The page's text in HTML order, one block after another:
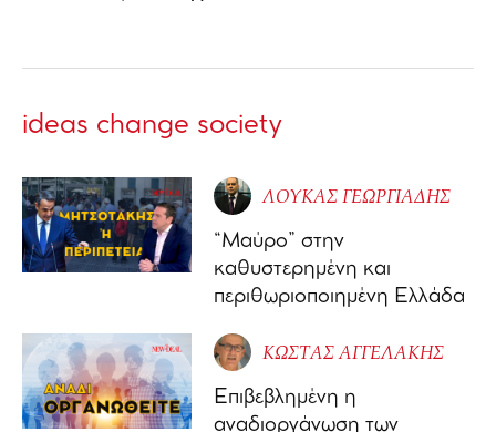
ideas change society
ΛΟΥΚΑΣ ΓΕΩΡΓΙΑΔΗΣ
“Μαύρο” στην
καθυστερημένη και
περιθωριοποιημένη Ελλάδα
ΚΩΣΤΑΣ ΑΓΓΕΛΑΚΗΣ
Επιβεβλημένη η
αναδιοργάνωση των